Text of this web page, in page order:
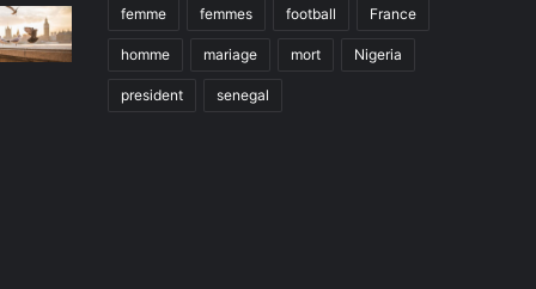
femme femmes football France
homme mariage mort Nigeria
president senegal